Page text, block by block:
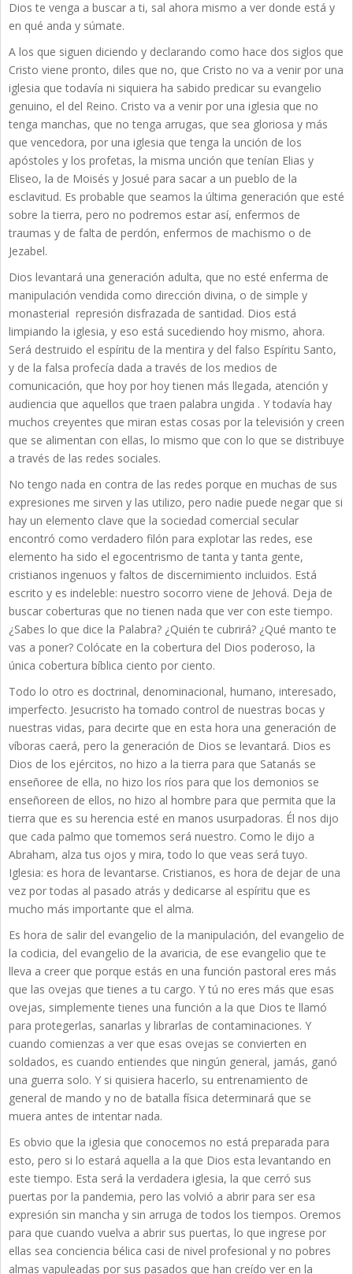
Dios te venga a buscar a ti, sal ahora mismo a ver donde está y
en qué anda y súmate.
A los que siguen diciendo y declarando como hace dos siglos que
Cristo viene pronto, diles que no, que Cristo no va a venir por una
iglesia que todavía ni siquiera ha sabido predicar su evangelio
genuino, el del Reino. Cristo va a venir por una iglesia que no
tenga manchas, que no tenga arrugas, que sea gloriosa y más
que vencedora, por una iglesia que tenga la unción de los
apóstoles y los profetas, la misma unción que tenían Elias y
Eliseo, la de Moisés y Josué para sacar a un pueblo de la
esclavitud. Es probable que seamos la última generación que esté
sobre la tierra, pero no podremos estar así, enfermos de
traumas y de falta de perdón, enfermos de machismo o de
Jezabel.
Dios levantará una generación adulta, que no esté enferma de
manipulación vendida como dirección divina, o de simple y
monasterial represión disfrazada de santidad. Dios está
limpiando la iglesia, y eso está sucediendo hoy mismo, ahora.
Será destruido el espíritu de la mentira y del falso Espíritu Santo,
y de la falsa profecía dada a través de los medios de
comunicación, que hoy por hoy tienen más llegada, atención y
audiencia que aquellos que traen palabra ungida . Y todavía hay
muchos creyentes que miran estas cosas por la televisión y creen
que se alimentan con ellas, lo mismo que con lo que se distribuye
a través de las redes sociales.
No tengo nada en contra de las redes porque en muchas de sus
expresiones me sirven y las utilizo, pero nadie puede negar que si
hay un elemento clave que la sociedad comercial secular
encontró como verdadero filón para explotar las redes, ese
elemento ha sido el egocentrismo de tanta y tanta gente,
cristianos ingenuos y faltos de discernimiento incluidos. Está
escrito y es indeleble: nuestro socorro viene de Jehová. Deja de
buscar coberturas que no tienen nada que ver con este tiempo.
¿Sabes lo que dice la Palabra? ¿Quién te cubrirá? ¿Qué manto te
vas a poner? Colócate en la cobertura del Dios poderoso, la
única cobertura bíblica ciento por ciento.
Todo lo otro es doctrinal, denominacional, humano, interesado,
imperfecto. Jesucristo ha tomado control de nuestras bocas y
nuestras vidas, para decirte que en esta hora una generación de
víboras caerá, pero la generación de Dios se levantará. Dios es
Dios de los ejércitos, no hizo a la tierra para que Satanás se
enseñoree de ella, no hizo los ríos para que los demonios se
enseñoreen de ellos, no hizo al hombre para que permita que la
tierra que es su herencia esté en manos usurpadoras. Él nos dijo
que cada palmo que tomemos será nuestro. Como le dijo a
Abraham, alza tus ojos y mira, todo lo que veas será tuyo.
Iglesia: es hora de levantarse. Cristianos, es hora de dejar de una
vez por todas al pasado atrás y dedicarse al espíritu que es
mucho más importante que el alma.
Es hora de salir del evangelio de la manipulación, del evangelio de
la codicia, del evangelio de la avaricia, de ese evangelio que te
lleva a creer que porque estás en una función pastoral eres más
que las ovejas que tienes a tu cargo. Y tú no eres más que esas
ovejas, simplemente tienes una función a la que Dios te llamó
para protegerlas, sanarlas y librarlas de contaminaciones. Y
cuando comienzas a ver que esas ovejas se convierten en
soldados, es cuando entiendes que ningún general, jamás, ganó
una guerra solo. Y si quisiera hacerlo, su entrenamiento de
general de mando y no de batalla física determinará que se
muera antes de intentar nada.
Es obvio que la iglesia que conocemos no está preparada para
esto, pero si lo estará aquella a la que Dios esta levantando en
este tiempo. Esta será la verdadera iglesia, la que cerró sus
puertas por la pandemia, pero las volvió a abrir para ser esa
expresión sin mancha y sin arruga de todos los tiempos. Oremos
para que cuando vuelva a abrir sus puertas, lo que ingrese por
ellas sea conciencia bélica casi de nivel profesional y no pobres
almas vapuleadas por sus pasados que han creído ver en la